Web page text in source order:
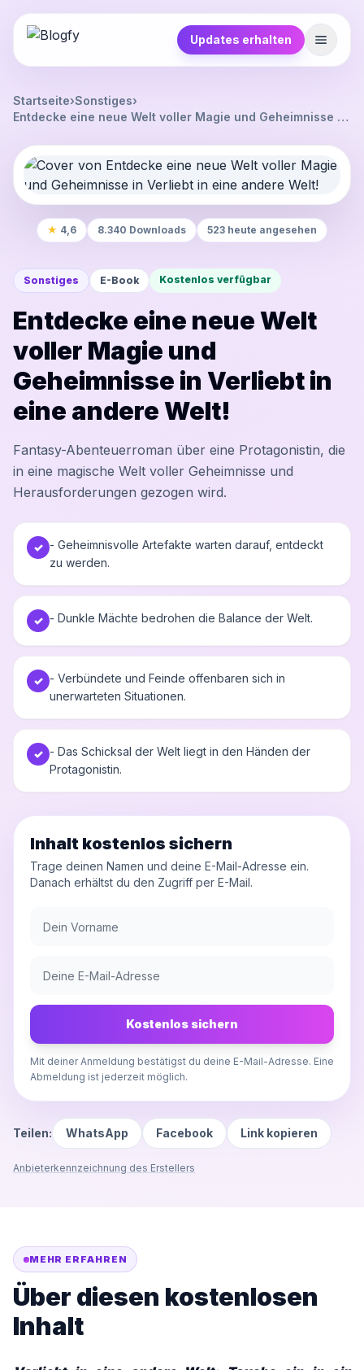
Updates erhalten
Startseite›Sonstiges›
Entdecke eine neue Welt voller Magie und Geheimnisse in
★ 4,6 8.340 Downloads 523 heute angesehen
Sonstiges E-Book Kostenlos verfügbar
Entdecke eine neue Welt
voller Magie und
Geheimnisse in Verliebt in
eine andere Welt!
Fantasy-Abenteuerroman über eine Protagonistin, die
in eine magische Welt voller Geheimnisse und
Herausforderungen gezogen wird.
✓ - Geheimnisvolle Artefakte warten darauf, entdeckt
zu werden.
✓ - Dunkle Mächte bedrohen die Balance der Welt.
✓ - Verbündete und Feinde offenbaren sich in
unerwarteten Situationen.
✓ - Das Schicksal der Welt liegt in den Händen der
Protagonistin.
Inhalt kostenlos sichern
Trage deinen Namen und deine E-Mail-Adresse ein.
Danach erhältst du den Zugriff per E-Mail.
Kostenlos sichern
Mit deiner Anmeldung bestätigst du deine E-Mail-Adresse. Eine
Abmeldung ist jederzeit möglich.
Teilen: WhatsApp Facebook Link kopieren
Anbieterkennzeichnung des Erstellers
MEHR ERFAHREN
Über diesen kostenlosen
Inhalt